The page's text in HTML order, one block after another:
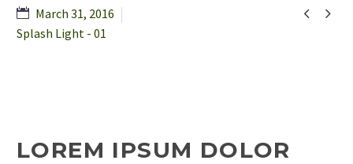
 
March 31, 2016
Splash Light - 01
LOREM IPSUM DOLOR